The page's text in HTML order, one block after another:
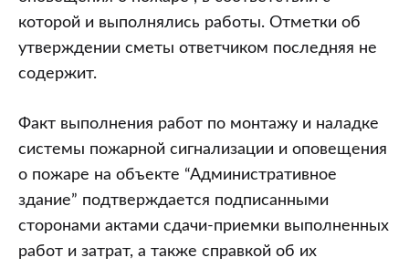
которой и выполнялись работы. Отметки об
утверждении сметы ответчиком последняя не
содержит.
Факт выполнения работ по монтажу и наладке
системы пожарной сигнализации и оповещения
о пожаре на объекте “Административное
здание” подтверждается подписанными
сторонами актами сдачи-приемки выполненных
работ и затрат, а также справкой об их